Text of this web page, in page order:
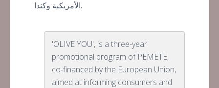
الأمريكية وكندا.
'OLIVE YOU', is a three-year
promotional program of PEMETE,
co-financed by the European Union,
aimed at informing consumers and